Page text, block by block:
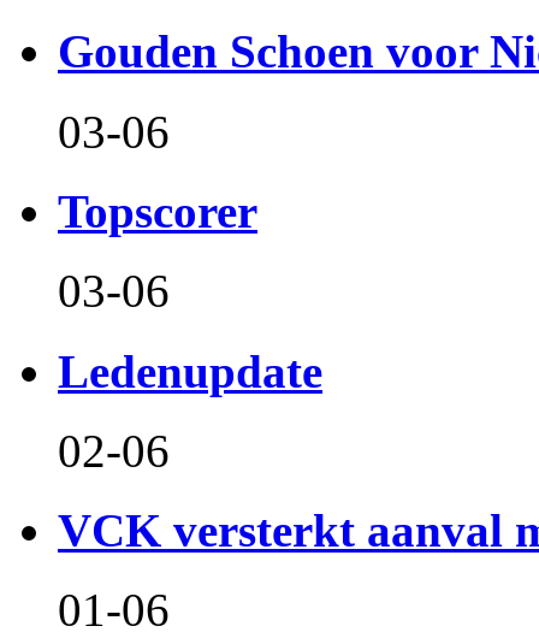
Gouden Schoen voor
03-06
Topscorer
03-06
Ledenupdate
02-06
VCK versterkt aanval
01-06